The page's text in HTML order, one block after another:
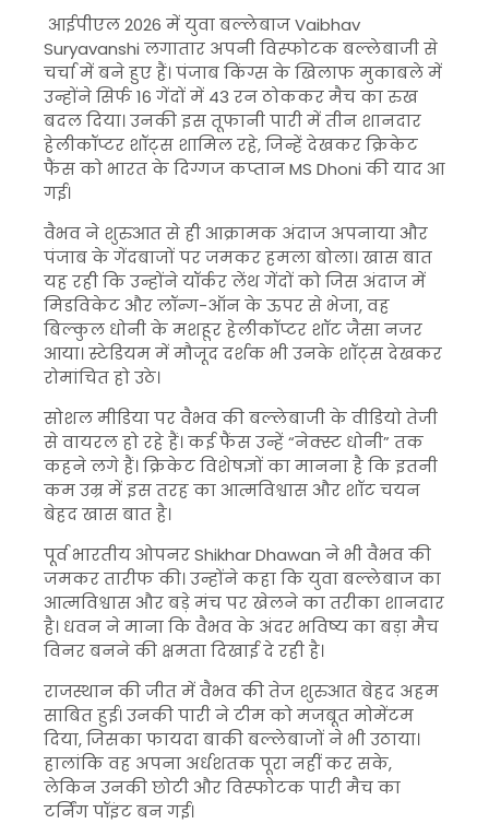
आईपीएल 2026 में युवा बल्लेबाजVaibhav
Suryavanshi लगातार अपनी विस्फोटक बल्लेबाजी से
चर्चा में बने हुए हैं। पंजाब किंग्स के खिलाफ मुकाबले में
उन्होंने सिर्फ 16 गेंदों में 43 रन ठोककर मैच का रुख
बदल दिया। उनकी इस तूफानी पारी में तीन शानदार
हेलीकॉप्टर शॉट्स शामिल रहे, जिन्हें देखकर क्रिकेट
फैंस को भारत के दिग्गज कप्तानMS Dhoni की याद आ
गई।
वैभव ने शुरुआत से ही आक्रामक अंदाज अपनाया और
पंजाब के गेंदबाजों पर जमकर हमला बोला। खास बात
यह रही कि उन्होंने यॉर्कर लेंथ गेंदों को जिस अंदाज में
मिडविकेट और लॉन्ग-ऑन के ऊपर से भेजा, वह
बिल्कुल धोनी के मशहूर हेलीकॉप्टर शॉट जैसा नजर
आया। स्टेडियम में मौजूद दर्शक भी उनके शॉट्स देखकर
रोमांचित हो उठे।
सोशल मीडिया पर वैभव की बल्लेबाजी के वीडियो तेजी
से वायरल हो रहे हैं। कई फैंस उन्हें “नेक्स्ट धोनी” तक
कहने लगे हैं। क्रिकेट विशेषज्ञों का मानना है कि इतनी
कम उम्र में इस तरह का आत्मविश्वास और शॉट चयन
बेहद खास बात है।
पूर्व भारतीय ओपनरShikhar Dhawan ने भी वैभव की
जमकर तारीफ की। उन्होंने कहा कि युवा बल्लेबाज का
आत्मविश्वास और बड़े मंच पर खेलने का तरीका शानदार
है। धवन ने माना कि वैभव के अंदर भविष्य का बड़ा मैच
विनर बनने की क्षमता दिखाई दे रही है।
राजस्थान की जीत में वैभव की तेज शुरुआत बेहद अहम
साबित हुई। उनकी पारी ने टीम को मजबूत मोमेंटम
दिया, जिसका फायदा बाकी बल्लेबाजों ने भी उठाया।
हालांकि वह अपना अर्धशतक पूरा नहीं कर सके,
लेकिन उनकी छोटी और विस्फोटक पारी मैच का
टर्निंग पॉइंट बन गई।